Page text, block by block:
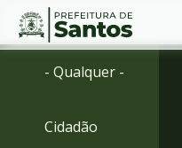
Ir
Conteúdo
- Qualquer -
Cidadão